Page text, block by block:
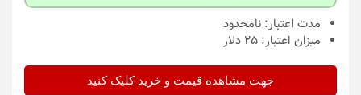
مدت اعتبار: نامحدود
میزان اعتبار: 25 دلار
جهت مشاهده قیمت و خرید کلیک کنید